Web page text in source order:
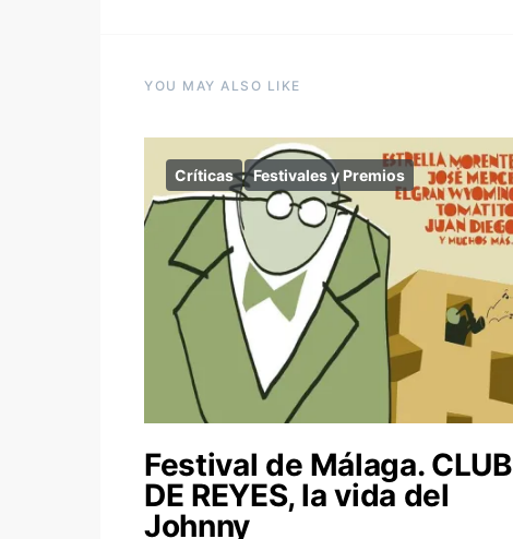
YOU MAY ALSO LIKE
Críticas Festivales y Premios
Festival de Málaga. CLUB
DE REYES, la vida del
Johnny